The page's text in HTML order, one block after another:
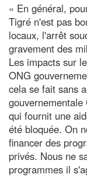
« En général,
Tigré n'est pas
locaux, l'arrêt
gravement des
Les impacts sur
ONG
cela se fait sans
qui fournit une
été bloquée. On
financer des
privés. Nous ne
programmes il